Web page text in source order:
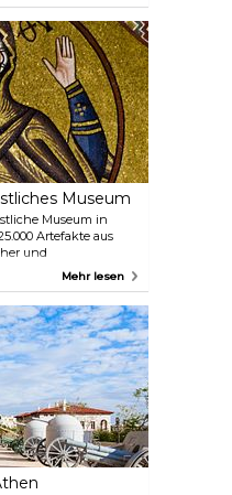
Veteran,
Contemporary
Ford Modell N von
Museum
Museum in
Artefakte aus
und
Kultur war
Sie daher Bilder,
Stoffe und
Mehr lesen